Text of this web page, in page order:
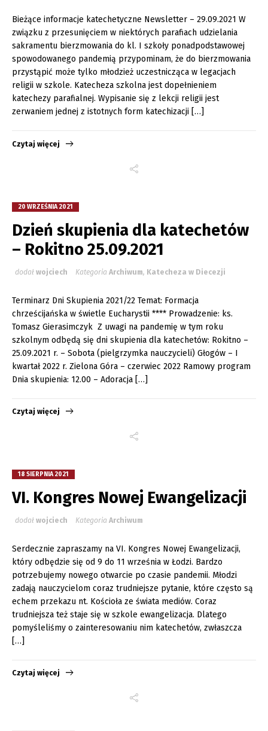
Bieżące informacje katechetyczne Newsletter – 29.09.2021 W
związku z przesunięciem w niektórych parafiach udzielania
sakramentu bierzmowania do kl. I szkoły ponadpodstawowej
spowodowanego pandemią przypominam, że do bierzmowania
przystąpić może tylko młodzież uczestnicząca w legacjach
religii w szkole. Katecheza szkolna jest dopełnieniem
katechezy parafialnej. Wypisanie się z lekcji religii jest
zerwaniem jednej z istotnych form katechizacji […]
Czytaj więcej
20 WRZEŚNIA 2021
Dzień skupienia dla katechetów
– Rokitno 25.09.2021
dodał wojciech Kategoria Archiwum, Katecheza w Diecezji
Terminarz Dni Skupienia 2021/22 Temat: Formacja
chrześcijańska w świetle Eucharystii **** Prowadzenie: ks.
Tomasz Gierasimczyk Z uwagi na pandemię w tym roku
szkolnym odbędą się dni skupienia dla katechetów: Rokitno –
25.09.2021 r. – Sobota (pielgrzymka nauczycieli) Głogów – I
kwartał 2022 r. Zielona Góra – czerwiec 2022 Ramowy program
Dnia skupienia: 12.00 – Adoracja […]
Czytaj więcej
18 SIERPNIA 2021
VI. Kongres Nowej Ewangelizacji
dodał wojciech Kategoria Archiwum
Serdecznie zapraszamy na VI. Kongres Nowej Ewangelizacji,
który odbędzie się od 9 do 11 września w Łodzi. Bardzo
potrzebujemy nowego otwarcie po czasie pandemii. Młodzi
zadają nauczycielom coraz trudniejsze pytanie, które często są
echem przekazu nt. Kościoła ze świata mediów. Coraz
trudniejsza też staje się w szkole ewangelizacja. Dlatego
pomyśleliśmy o zainteresowaniu nim katechetów, zwłaszcza
[…]
Czytaj więcej